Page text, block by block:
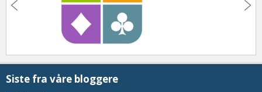
Siste fra våre bloggere